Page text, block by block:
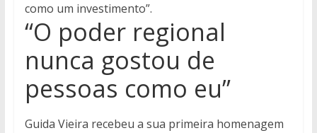
como um investimento”.
“O poder regional
nunca gostou de
pessoas como eu”
Guida Vieira recebeu a sua primeira homenagem